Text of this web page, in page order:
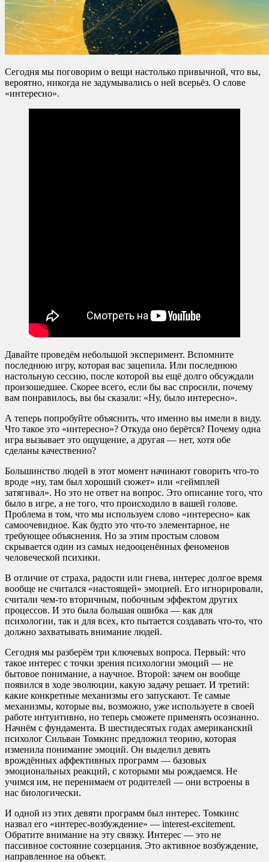
Сегодня мы поговорим о вещи настолько привычной, что вы,
вероятно, никогда не задумывались о ней всерьёз. О слове
«интересно».
Давайте проведём небольшой эксперимент. Вспомните
последнюю игру, которая вас зацепила. Или последнюю
настольную сессию, после которой вы ещё долго обсуждали
произошедшее. Скорее всего, если бы вас спросили, почему
вам понравилось, вы бы сказали: «Ну, было интересно».
А теперь попробуйте объяснить, что именно вы имели в виду.
Что такое это «интересно»? Откуда оно берётся? Почему одна
игра вызывает это ощущение, а другая — нет, хотя обе
сделаны качественно?
Большинство людей в этот момент начинают говорить что-то
вроде «ну, там был хороший сюжет» или «геймплей
затягивал». Но это не ответ на вопрос. Это описание того, что
было в игре, а не того, что происходило в вашей голове.
Проблема в том, что мы используем слово «интересно» как
самоочевидное. Как будто это что-то элементарное, не
требующее объяснения. Но за этим простым словом
скрывается один из самых недооценённых феноменов
человеческой психики.
В отличие от страха, радости или гнева, интерес долгое время
вообще не считался «настоящей» эмоцией. Его игнорировали,
считали чем-то вторичным, побочным эффектом других
процессов. И это была большая ошибка — как для
психологии, так и для всех, кто пытается создавать что-то, что
должно захватывать внимание людей.
Сегодня мы разберём три ключевых вопроса. Первый: что
такое интерес с точки зрения психологии эмоций — не
бытовое понимание, а научное. Второй: зачем он вообще
появился в ходе эволюции, какую задачу решает. И третий:
какие конкретные механизмы его запускают. Те самые
механизмы, которые вы, возможно, уже используете в своей
работе интуитивно, но теперь сможете применять осознанно.
Начнём с фундамента. В шестидесятых годах американский
психолог Сильван Томкинс предложил теорию, которая
изменила понимание эмоций. Он выделил девять
врождённых аффективных программ — базовых
эмоциональных реакций, с которыми мы рождаемся. Не
учимся им, не перенимаем от родителей — они встроены в
нас биологически.
И одной из этих девяти программ был интерес. Томкинс
назвал его «интерес-возбуждение» — interest-excitement.
Обратите внимание на эту связку. Интерес — это не
пассивное состояние созерцания. Это активное возбуждение,
направленное на объект.